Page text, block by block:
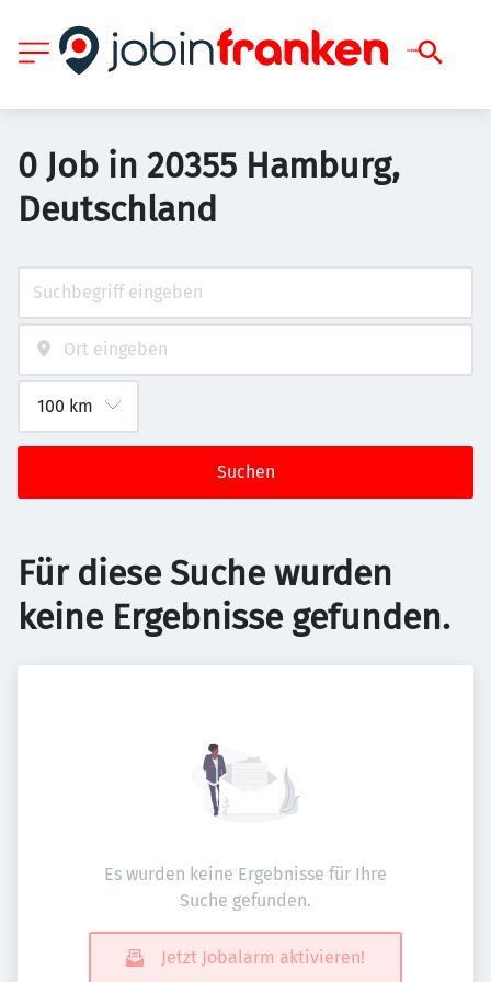
0 Job in 20355 Hamburg,
Deutschland
Suchen
Für diese Suche wurden
keine Ergebnisse gefunden.
Es wurden keine Ergebnisse für Ihre
Suche gefunden.
Jetzt Jobalarm aktivieren!